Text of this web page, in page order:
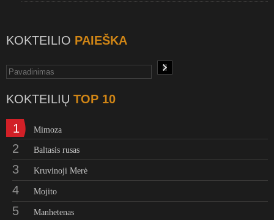
KOKTEILIO PAIEŠKA
KOKTEILIŲ TOP 10
1 Mimoza
2 Baltasis rusas
3 Kruvinoji Merė
4 Mojito
5 Manhetenas